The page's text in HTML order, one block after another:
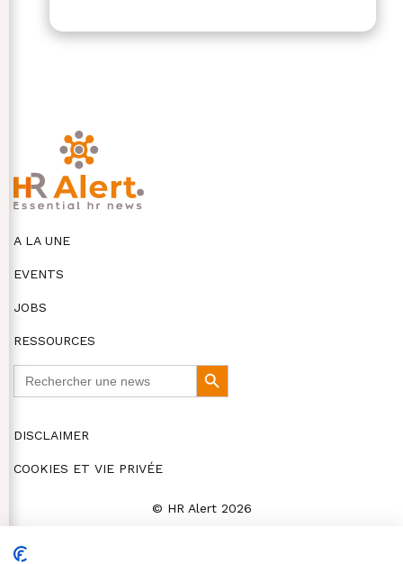
A LA UNE
EVENTS
JOBS
RESSOURCES
Search
Button
DISCLAIMER
COOKIES ET VIE PRIVÉE
© HR Alert 2026